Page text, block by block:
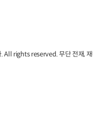
rights reserved. 무단 전재, 재